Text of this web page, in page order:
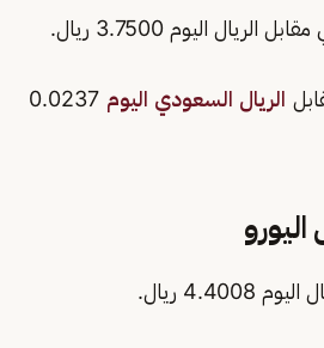
الريال اليوم 3.7500 ريال.
الريال السعودي اليوم 0.0237
ريال.